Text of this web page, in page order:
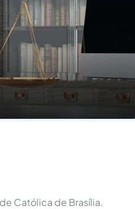
Católica de Brasília.